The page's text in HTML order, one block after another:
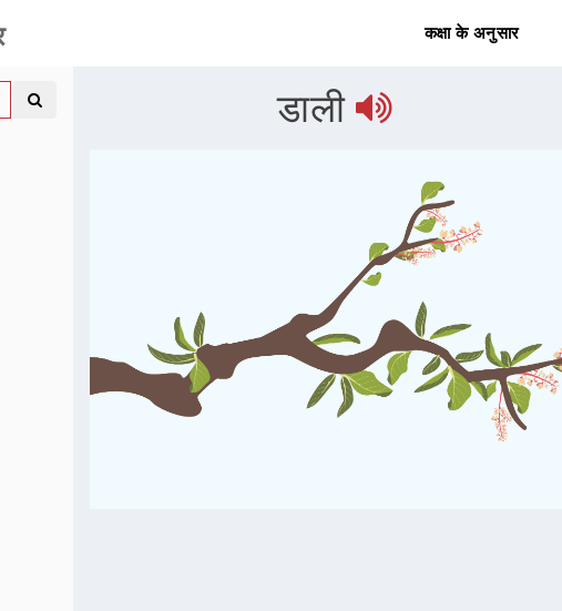
कक्षा के अनुसार
डाली